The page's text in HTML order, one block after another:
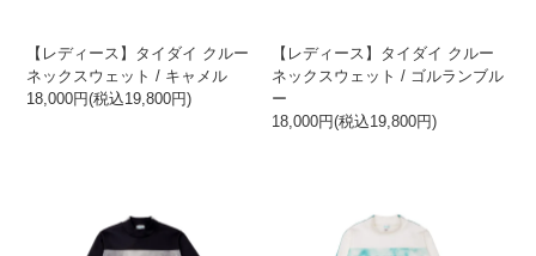
【レディース】タイダイ クルー
ネックスウェット / キャメル
18,000円(税込19,800円)
【レディース】タイダイ クルー
ネックスウェット / ゴルランブル
ー
18,000円(税込19,800円)